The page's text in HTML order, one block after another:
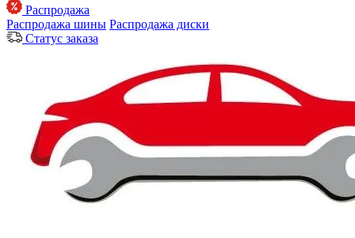
Распродажа
Распродажа шины Распродажа диски
Статус заказа